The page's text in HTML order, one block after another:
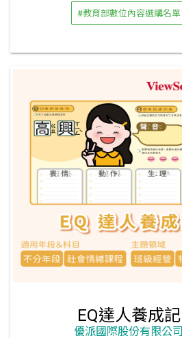
#教育部數位內容選購名單
EQ達人養成記
優派國際股份有限公司